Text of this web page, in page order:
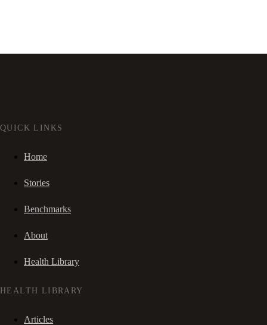
QUICK LINKS
Home
Stories
Benchmarks
About
Health Library
HEALTH LIBRARY
Articles